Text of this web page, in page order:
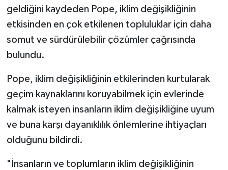
geldiğini kaydeden Pope, iklim değişikliğinin
etkisinden en çok etkilenen topluluklar için daha
somut ve sürdürülebilir çözümler çağrısında
bulundu.
Pope, iklim değişikliğinin etkilerinden kurtularak
geçim kaynaklarını koruyabilmek için evlerinde
kalmak isteyen insanların iklim değişikliğine uyum
ve buna karşı dayanıklılık önlemlerine ihtiyaçları
olduğunu bildirdi.
"İnsanların ve toplumların iklim değişikliğinin
Çanakkale Müftülüğü
Çankırı Müftülüğü
Çorum Müftülüğü
Denizli Müftülüğü
Diyarbakır Müftülüğü
Düzce Müftülüğü
Edirne Müftülüğü
Podcast
Bilim, Teknoloji
Biyografiler
Diyanet TV
İhtida Haberleri
YAŞAM